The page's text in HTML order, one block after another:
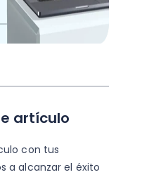
artículo
con tus
a alcanzar el éxito